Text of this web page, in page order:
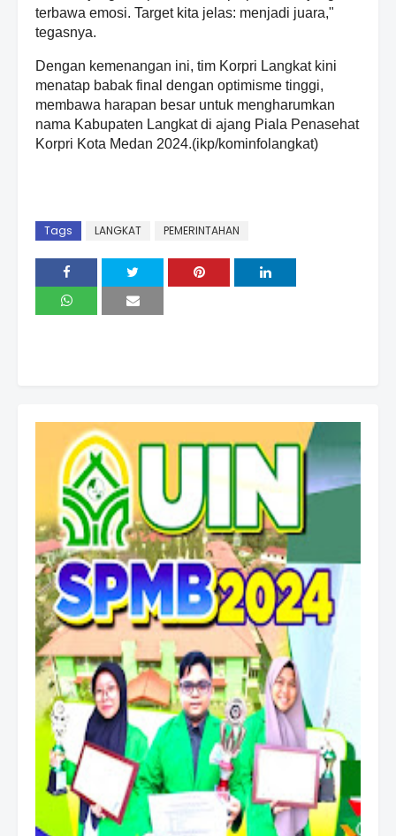
terbawa emosi. Target kita jelas: menjadi juara,"
tegasnya.
Dengan kemenangan ini, tim Korpri Langkat kini
menatap babak final dengan optimisme tinggi,
membawa harapan besar untuk mengharumkan
nama Kabupaten Langkat di ajang Piala Penasehat
Korpri Kota Medan 2024.(ikp/kominfolangkat)
Tags LANGKAT PEMERINTAHAN